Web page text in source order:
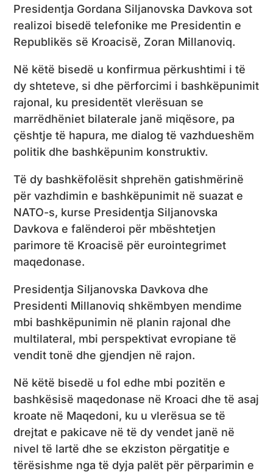
Presidentja Gordana Siljanovska Davkova sot
realizoi bisedë telefonike me Presidentin e
Republikës së Kroacisë, Zoran Millanoviq.
Në këtë bisedë u konfirmua përkushtimi i të
dy shteteve, si dhe përforcimi i bashkëpunimit
rajonal, ku presidentët vlerësuan se
marrëdhëniet bilaterale janë miqësore, pa
çështje të hapura, me dialog të vazhdueshëm
politik dhe bashkëpunim konstruktiv.
Të dy bashkëfolësit shprehën gatishmërinë
për vazhdimin e bashkëpunimit në suazat e
NATO-s, kurse Presidentja Siljanovska
Davkova e falënderoi për mbështetjen
parimore të Kroacisë për eurointegrimet
maqedonase.
Presidentja Siljanovska Davkova dhe
Presidenti Millanoviq shkëmbyen mendime
mbi bashkëpunimin në planin rajonal dhe
multilateral, mbi perspektivat evropiane të
vendit tonë dhe gjendjen në rajon.
Në këtë bisedë u fol edhe mbi pozitën e
bashkësisë maqedonase në Kroaci dhe të asaj
kroate në Maqedoni, ku u vlerësua se të
drejtat e pakicave në të dy vendet janë në
nivel të lartë dhe se ekziston përgatitje e
tërësishme nga të dyja palët për përparimin e